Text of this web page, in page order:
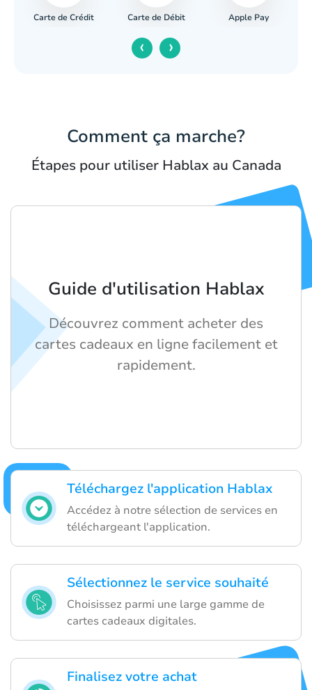
Carte de Crédit Carte de Débit Apple Pay
‹ ›
Comment ça marche?
Étapes pour utiliser Hablax au Canada
Téléchargez l'application Hablax
Accédez à notre sélection de services en
téléchargeant l'application.
Sélectionnez le service souhaité
Choisissez parmi une large gamme de
cartes cadeaux digitales.
Finalisez votre achat
Guide d'utilisation Hablax
Découvrez comment acheter des
cartes cadeaux en ligne facilement et
rapidement.